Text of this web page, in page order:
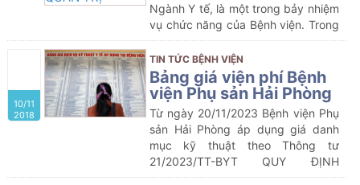
Ngành Y tế, là một trong bảy nhiệm
vụ chức năng của Bệnh viện. Trong
những năm qua, thực hiện Chỉ thị
09/CT-BYT của Bộ Y tế, Sở Y tế đã
chỉ đạo các cơ sở khám chữa bệnh
thực hiện tốt công tác chỉ đạo
tuyến nhằm từng bước đưa những
dịch vụ kỹ thuật y tế đến gần dân,
góp phần thực hiện công tác khám
chữa bệnh và giảm tải cho tuyến
trên, không ngừng nâng cao chất
10/11
2018
TIN TỨC BỆNH VIỆN
Bảng giá viện phí Bệnh
viện Phụ sản Hải Phòng
Từ ngày 20/11/2023 Bệnh viện Phụ
sản Hải Phòng áp dụng giá danh
mục kỹ thuật theo Thông tư
21/2023/TT-BYT QUY ĐỊNH
KHUNG GIÁ DỊCH VỤ KHÁM BỆNH,